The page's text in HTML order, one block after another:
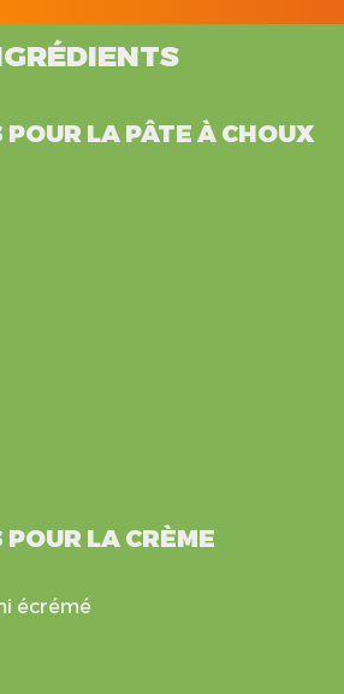
LA PÂTE À CHOUX
LA CRÈME
écrémé